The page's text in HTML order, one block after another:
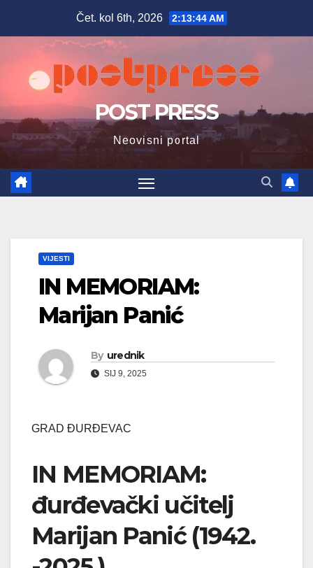
Čet. kol 6th, 2026 2:13:45 AM
POST PRESS
Neovisni portal
VIJESTI
IN MEMORIAM:
Marijan Panić
By urednik
SIJ 9, 2025
GRAD ĐURĐEVAC
IN MEMORIAM:
đurđevački učitelj
Marijan Panić (1942.